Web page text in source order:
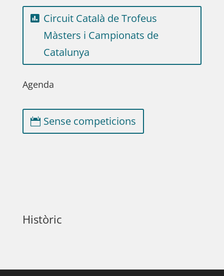
Circuit Català de Trofeus
Màsters i Campionats de
Catalunya
Agenda
Sense competicions
Històric